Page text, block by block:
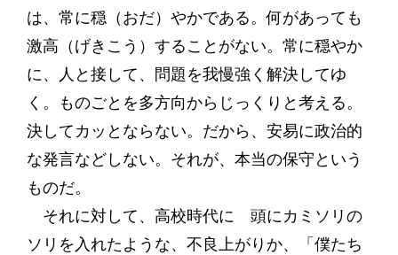
は、常に穏（おだ）やかである。何があっても
激高（げきこう）することがない。常に穏やか
に、人と接して、問題を我慢強く解決してゆ
く。ものごとを多方向からじっくりと考える。
決してカッとならない。だから、安易に政治的
な発言などしない。それが、本当の保守という
ものだ。
それに対して、高校時代に 頭にカミソリの
ソリを入れたような、不良上がりか、「僕たち